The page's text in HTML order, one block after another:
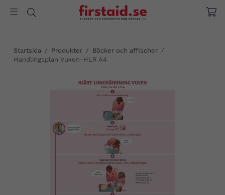
Startsida / Produkter / Böcker och affischer /
Handlingsplan Vuxen-HLR A4